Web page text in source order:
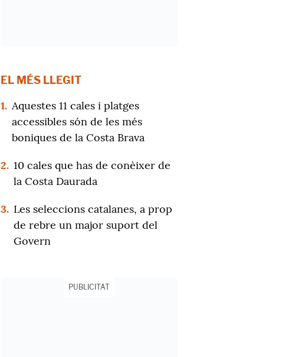
EL MÉS LLEGIT
1. Aquestes 11 cales i platges
accessibles són de les més
boniques de la Costa Brava
2. 10 cales que has de conèixer de
la Costa Daurada
3. Les seleccions catalanes, a prop
de rebre un major suport del
Govern
PUBLICITAT